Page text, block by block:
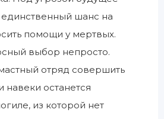
шанс на
помощи у мертвых.
выбор непросто.
отряд совершить
останется
из которой нет